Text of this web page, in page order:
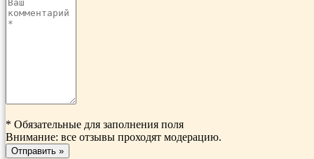
* Обязательные для заполнения поля
Внимание: все отзывы проходят модерацию.